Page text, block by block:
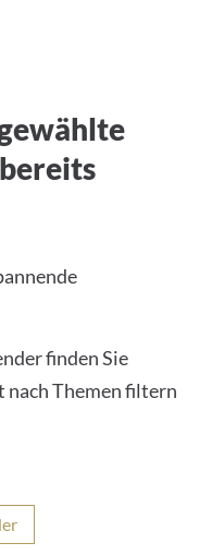
finden Sie
nach Themen filtern